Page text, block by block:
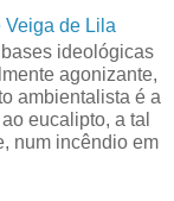
Veiga de Lila
ideológicas
agonizante,
ambientalista é a
eucalipto, a tal
num incêndio em